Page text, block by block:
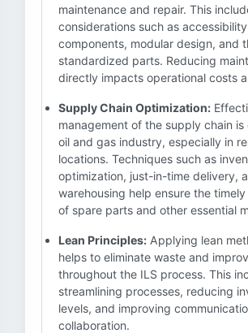
maintenance and repair. This
considerations such as
components, modular design, and
standardized parts. Reducing
directly impacts operational costs
Supply Chain Optimization:
management of the supply chain
oil and gas industry, especially in
locations. Techniques such as
optimization, just-in-time delivery,
warehousing help ensure the
of spare parts and other essential
Lean Principles: Applying lean
helps to eliminate waste and
throughout the ILS process. This
streamlining processes, reducing
levels, and improving
collaboration.